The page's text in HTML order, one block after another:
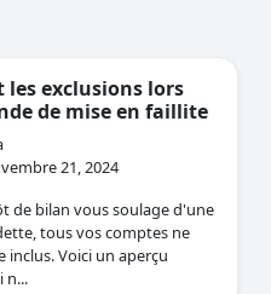
les exclusions lors
de mise en faillite
21, 2024
de bilan vous soulage d'une
tous vos comptes ne
inclus. Voici un aperçu
n...